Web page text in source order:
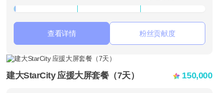
查看详情 粉丝贡献度
建大StarCity 应援大屏套餐（7天） 150,000